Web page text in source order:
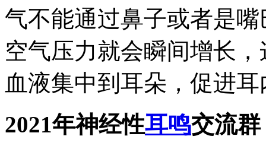
气不能通过鼻子或者是
空气压力就会瞬间增长
血液集中到耳朵，促进
2021年神经性耳鸣交流群